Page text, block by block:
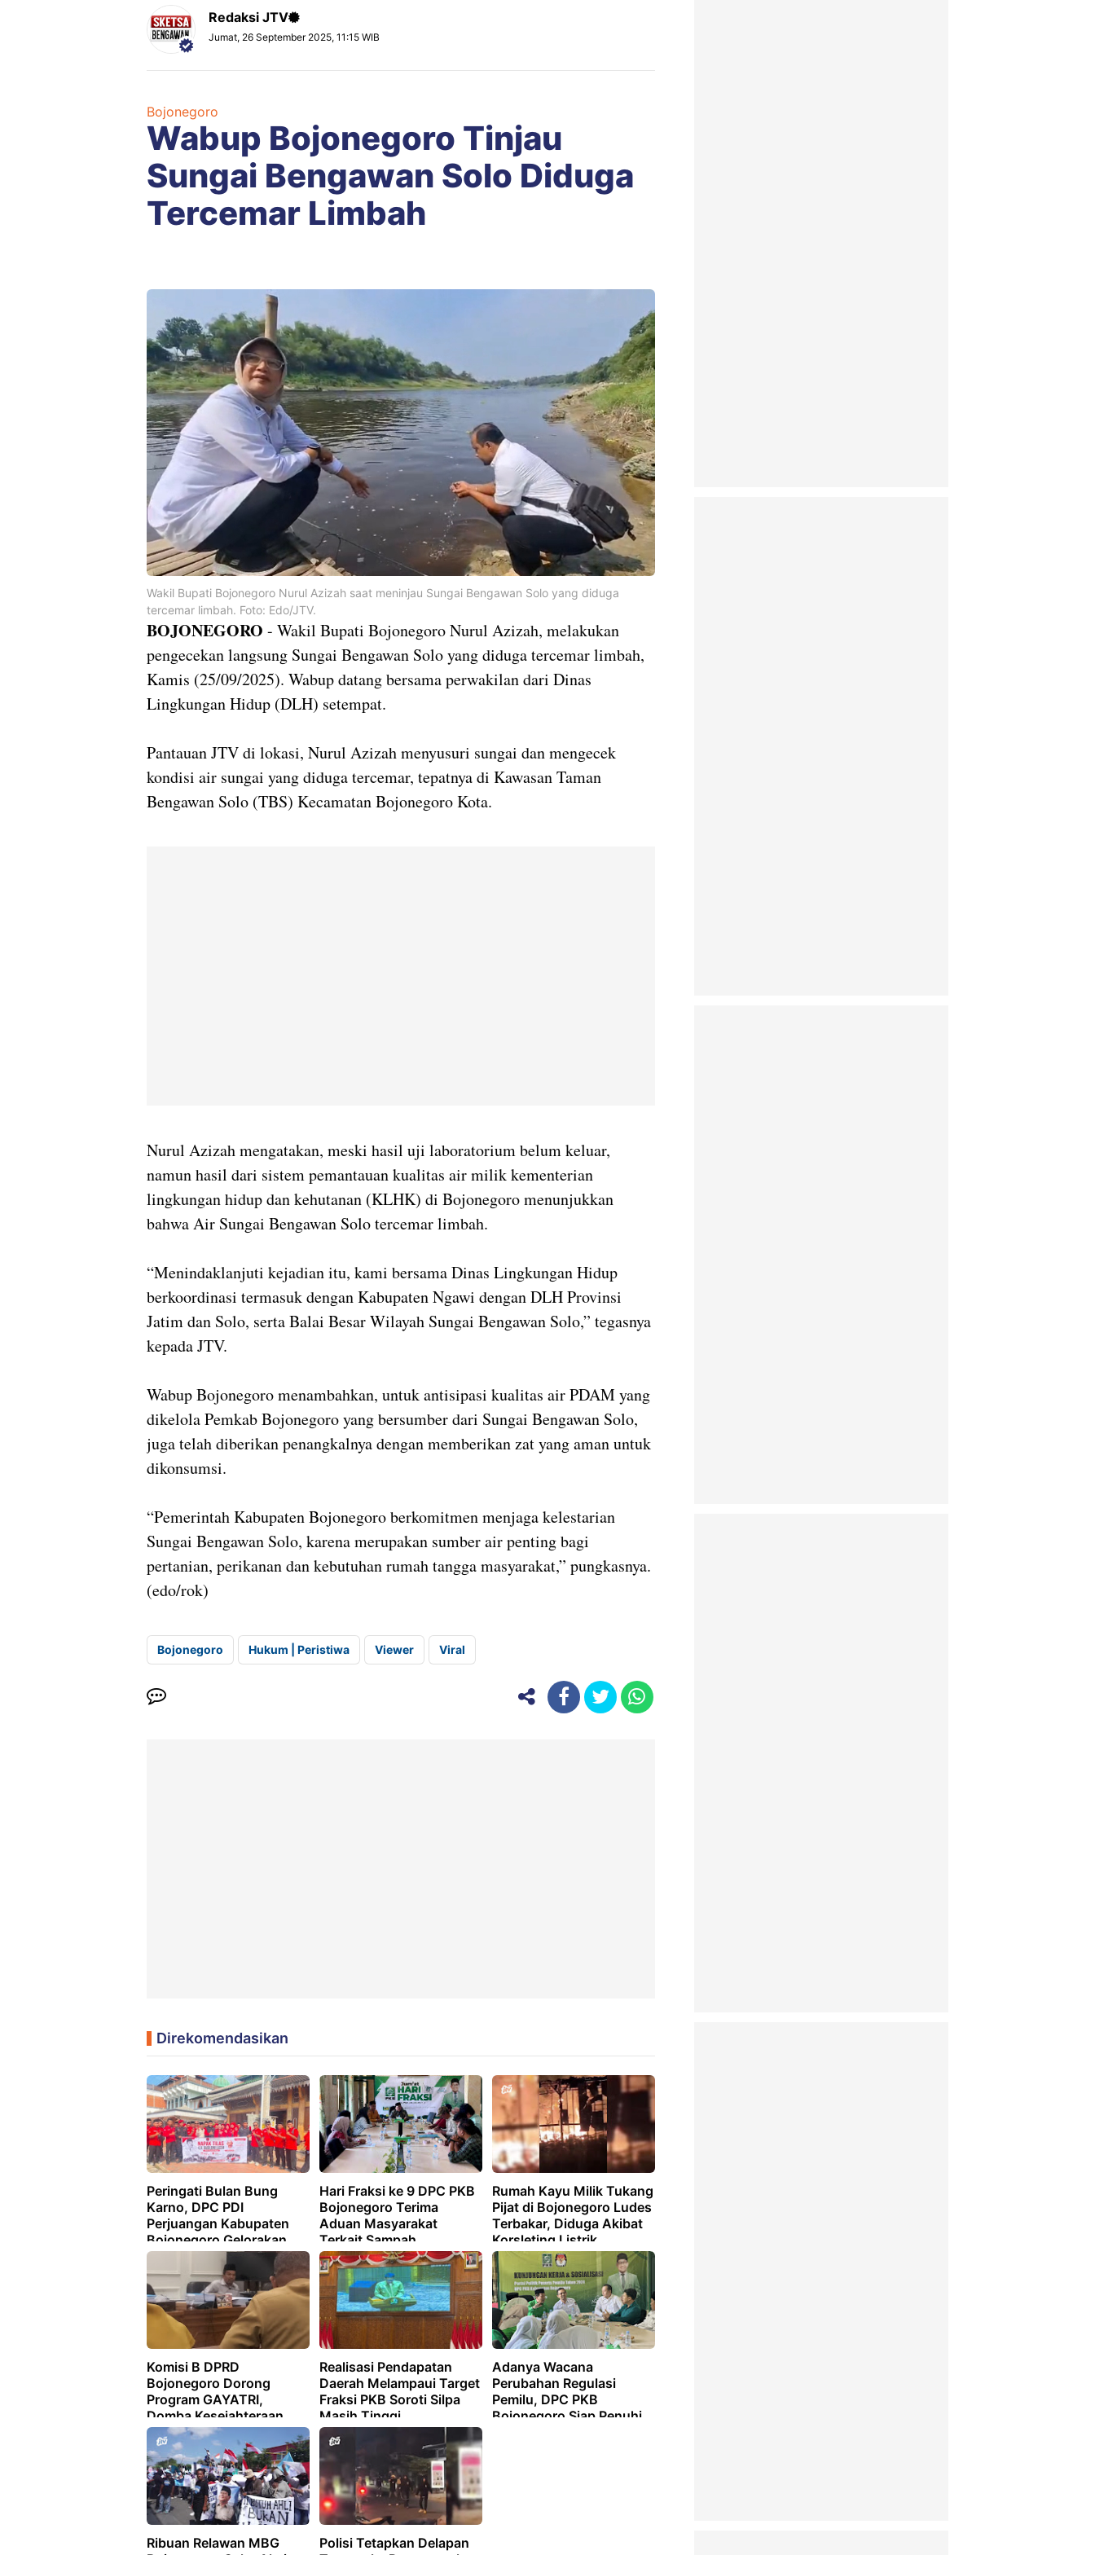
Redaksi JTV
Jumat, 26 September 2025, 11:15 WIB
Bojonegoro
Wabup Bojonegoro Tinjau
Sungai Bengawan Solo Diduga
Tercemar Limbah
Wakil Bupati Bojonegoro Nurul Azizah saat meninjau Sungai Bengawan Solo yang diduga
tercemar limbah. Foto: Edo/JTV.
BOJONEGORO - Wakil Bupati Bojonegoro Nurul Azizah, melakukan
pengecekan langsung Sungai Bengawan Solo yang diduga tercemar limbah,
Kamis (25/09/2025). Wabup datang bersama perwakilan dari Dinas
Lingkungan Hidup (DLH) setempat.
Pantauan JTV di lokasi, Nurul Azizah menyusuri sungai dan mengecek
kondisi air sungai yang diduga tercemar, tepatnya di Kawasan Taman
Bengawan Solo (TBS) Kecamatan Bojonegoro Kota.
Nurul Azizah mengatakan, meski hasil uji laboratorium belum keluar,
namun hasil dari sistem pemantauan kualitas air milik kementerian
lingkungan hidup dan kehutanan (KLHK) di Bojonegoro menunjukkan
bahwa Air Sungai Bengawan Solo tercemar limbah.
“Menindaklanjuti kejadian itu, kami bersama Dinas Lingkungan Hidup
berkoordinasi termasuk dengan Kabupaten Ngawi dengan DLH Provinsi
Jatim dan Solo, serta Balai Besar Wilayah Sungai Bengawan Solo,” tegasnya
kepada JTV.
Wabup Bojonegoro menambahkan, untuk antisipasi kualitas air PDAM yang
dikelola Pemkab Bojonegoro yang bersumber dari Sungai Bengawan Solo,
juga telah diberikan penangkalnya dengan memberikan zat yang aman untuk
dikonsumsi.
“Pemerintah Kabupaten Bojonegoro berkomitmen menjaga kelestarian
Sungai Bengawan Solo, karena merupakan sumber air penting bagi
pertanian, perikanan dan kebutuhan rumah tangga masyarakat,” pungkasnya.
(edo/rok)
Bojonegoro Hukum | Peristiwa Viewer Viral
Direkomendasikan
Peringati Bulan Bung
Karno, DPC PDI
Perjuangan Kabupaten
Bojonegoro Gelorakan
Semboyan "JAS MERAH"
Hari Fraksi ke 9 DPC PKB
Bojonegoro Terima
Aduan Masyarakat
Terkait Sampah
Rumah Kayu Milik Tukang
Pijat di Bojonegoro Ludes
Terbakar, Diduga Akibat
Korsleting Listrik
Komisi B DPRD
Bojonegoro Dorong
Program GAYATRI,
Domba Kesejahteraan,
dan KOLEGA Agar Tepat
Sasaran
Realisasi Pendapatan
Daerah Melampaui Target
Fraksi PKB Soroti Silpa
Masih Tinggi
Adanya Wacana
Perubahan Regulasi
Pemilu, DPC PKB
Bojonegoro Siap Penuhi
Ribuan Relawan MBG
Polisi Tetapkan Delapan